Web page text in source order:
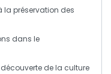
la préservation des
dans le
de la culture